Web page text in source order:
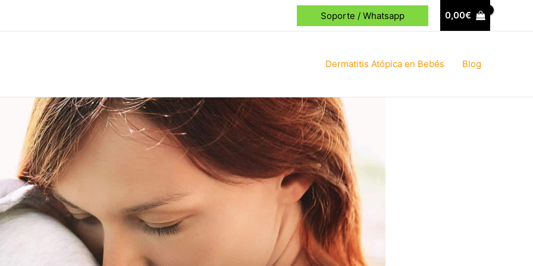
Soporte / Whatsapp 0,00€
Dermatitis Atópica en Bebés Blog